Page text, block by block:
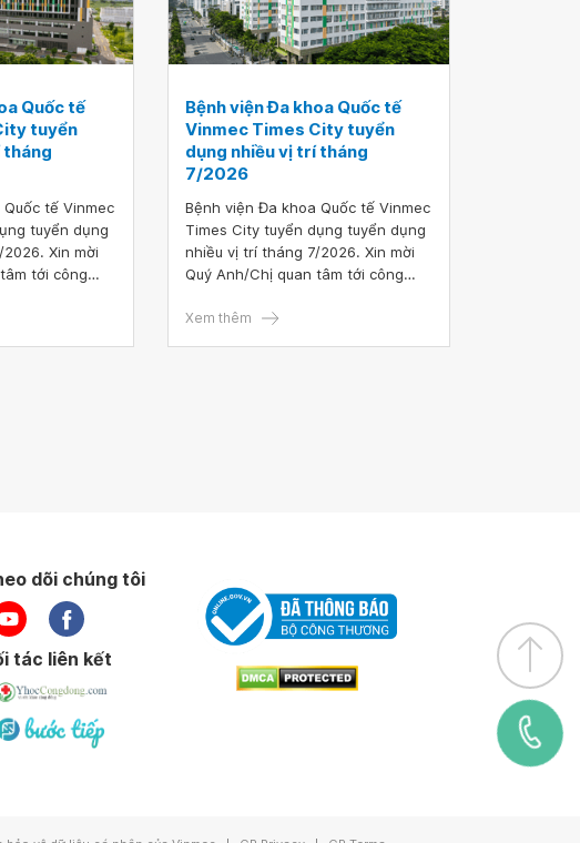
Quốc tế
tuyển
tháng
tế Vinmec
tuyển dụng
Xin mời
tới công
link sau để
Bệnh viện Đa khoa Quốc tế
Vinmec Times City tuyển
dụng nhiều vị trí tháng
7/2026
Bệnh viện Đa khoa Quốc tế Vinmec
Times City tuyển dụng tuyển dụng
nhiều vị trí tháng 7/2026. Xin mời
Quý Anh/Chị quan tâm tới công
lòng truy cập vào đường link sau để
Xem thêm
dõi chúng tôi
tác liên kết